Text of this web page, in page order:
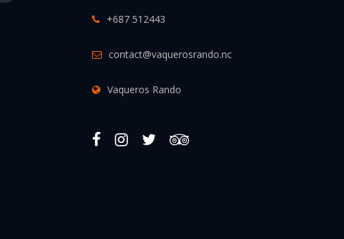
+687 512443
contact@vaquerosrando.nc
Vaqueros Rando